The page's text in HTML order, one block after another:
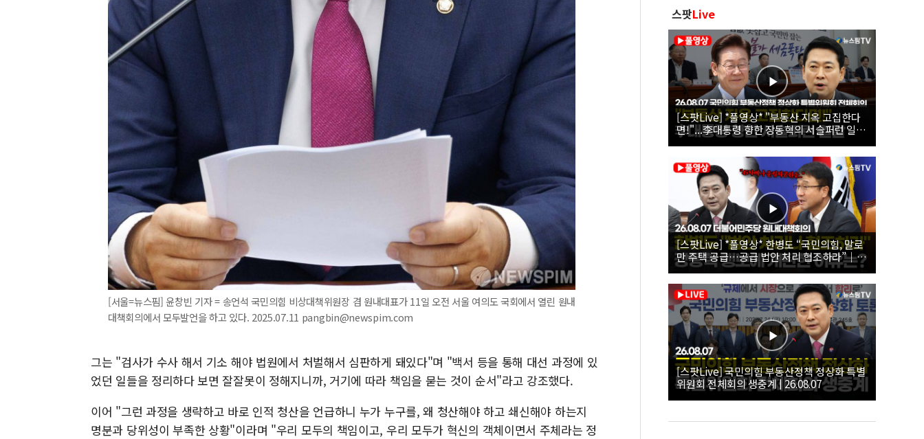
[서울=뉴스핌] 윤창빈 기자 = 송언석 국민의힘 비상대책위원장 겸 원내대표가 11일 오전 서울 여의도 국회에서 열린 원내
대책회의에서 모두발언을 하고 있다. 2025.07.11 pangbin@newspim.com
그는 "검사가 수사 해서 기소 해야 법원에서 처벌해서 심판하게 돼있다"며 "백서 등을 통해 대선 과정에 있
었던 일들을 정리하다 보면 잘잘못이 정해지니까, 거기에 따라 책임을 묻는 것이 순서"라고 강조했다.
이어 "그런 과정을 생략하고 바로 인적 청산을 언급하니 누가 누구를, 왜 청산해야 하고 쇄신해야 하는지
명분과 당위성이 부족한 상황"이라며 "우리 모두의 책임이고, 우리 모두가 혁신의 객체이면서 주체라는 정
스팟Live
[스팟Live] *풀영상* "부동산 지옥 고집한다
면!"...李대통령 향한 장동혁의 서슬퍼런 일갈
| 26.08.07 국민의힘 부동산정책 정상화 특별
위원회 전체회의
[스팟Live] *풀영상* 한병도 “국민의힘, 말로
만 주택 공급…공급 법안 처리 협조하라”｜
26.08.07 더불어민주당 원내대책회의
[스팟Live] 국민의힘 부동산정책 정상화 특별
위원회 전체회의 생중계 | 26.08.07